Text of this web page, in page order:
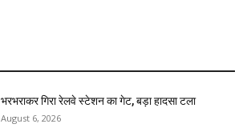
भरभराकर गिरा रेलवे स्टेशन का गेट, बड़ा हादसा टला
August 6, 2026